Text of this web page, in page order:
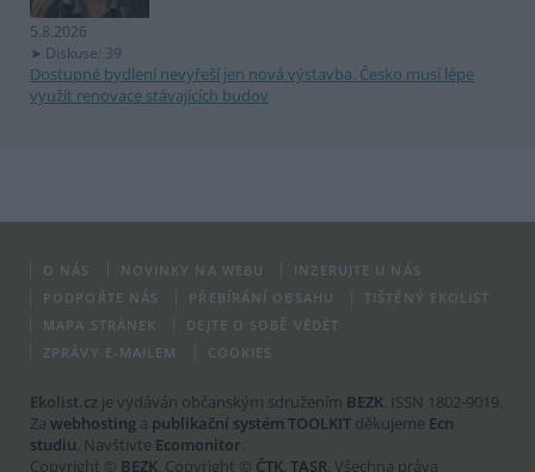
5.8.2026
Diskuse: 39
Dostupné bydlení nevyřeší jen nová výstavba. Česko musí lépe
využít renovace stávajících budov
O NÁS NOVINKY NA WEBU
INZERUJTE U NÁS
PODPOŘTE NÁS
PŘEBÍRÁNÍ OBSAHU
TIŠTĚNÝ EKOLIST
MAPA STRÁNEK
DEJTE O SOBĚ VĚDĚT
ZPRÁVY E-MAILEM
COOKIES
Ekolist.cz je vydáván občanským sdružením BEZK. ISSN 1802-9019.
Za webhosting a publikační systém TOOLKIT děkujeme Ecn
studiu. Navštivte Ecomonitor.
Copyright © BEZK. Copyright © ČTK, TASR. Všechna práva